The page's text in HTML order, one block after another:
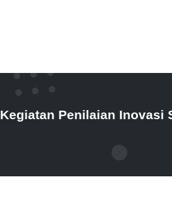
Kegiatan Penilaian Inovasi